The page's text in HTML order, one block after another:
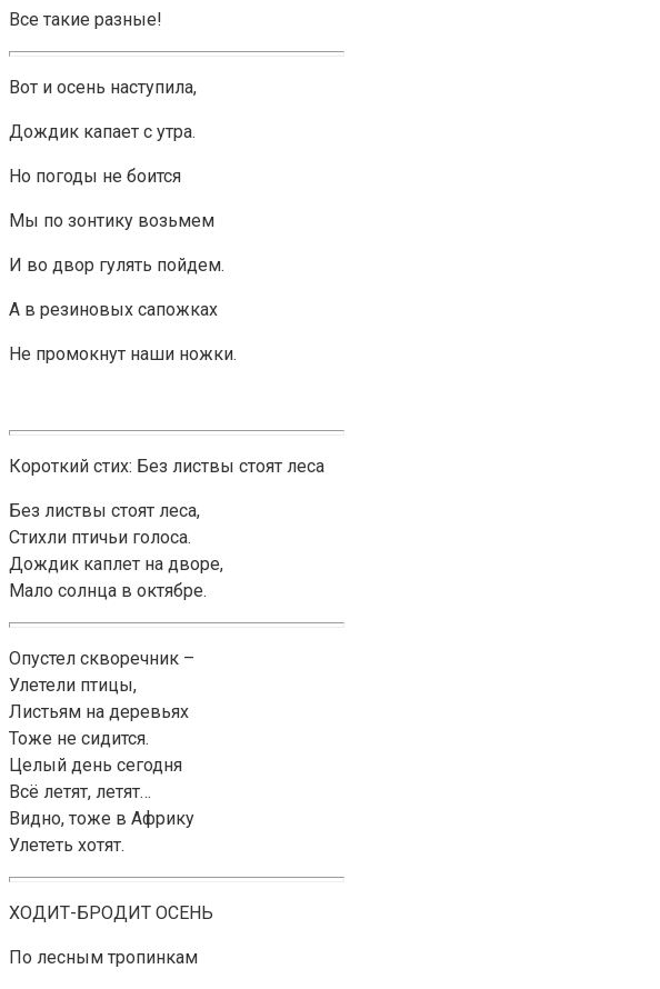
Все такие разные!
Вот и осень наступила,
Дождик капает с утра.
Но погоды не боится
Мы по зонтику возьмем
И во двор гулять пойдем.
А в резиновых сапожках
Не промокнут наши ножки.
Короткий стих: Без листвы стоят леса
Без листвы стоят леса,
Стихли птичьи голоса.
Дождик каплет на дворе,
Мало солнца в октябре.
Опустел скворечник –
Улетели птицы,
Листьям на деревьях
Тоже не сидится.
Целый день сегодня
Всё летят, летят…
Видно, тоже в Африку
Улететь хотят.
ХОДИТ-БРОДИТ ОСЕНЬ
По лесным тропинкам